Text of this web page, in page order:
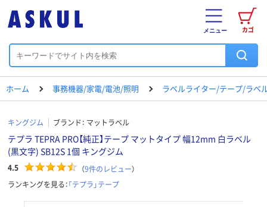
カゴ
メニュー
ホーム 事務機器/家電/電池/照明 ラベルライター/テープ/ラベ
キングジム ブランド： マットラベル
テプラ TEPRA PRO【純正】テープ マットタイプ 幅12mm 白ラベル
(黒文字) SB12S 1個 キングジム
4.5 （9件のレビュー）
ランキングを見る：「テプラ」テープ